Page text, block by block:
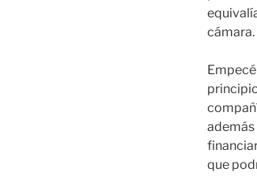
cámara.
además
que